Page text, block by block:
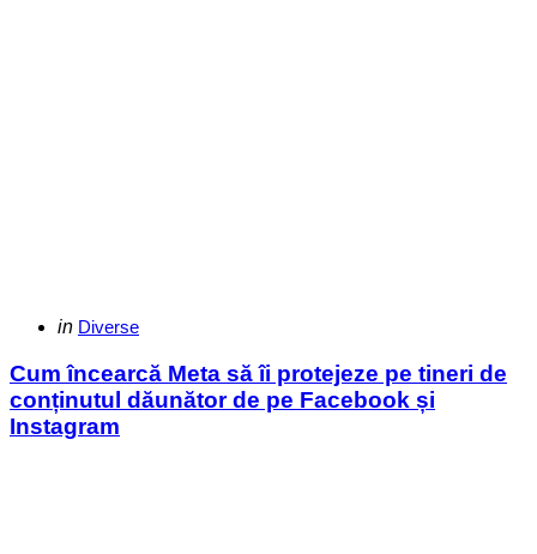
Categories
Posted
in Diverse
Cum încearcă Meta să îi protejeze pe tineri de
conținutul dăunător de pe Facebook și
Instagram